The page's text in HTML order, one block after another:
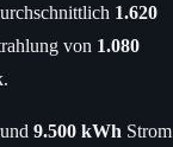
1.620
von 1.080
9.500 kWh Strom